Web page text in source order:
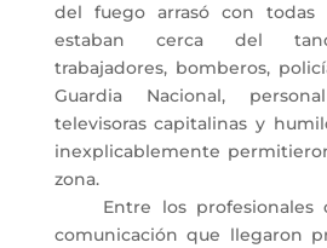
del fuego arrasó con todas
estaban cerca del
trabajadores, bomberos,
Guardia Nacional,
televisoras capitalinas y
inexplicablemente
zona.
Entre los profesionales
comunicación que llegaron